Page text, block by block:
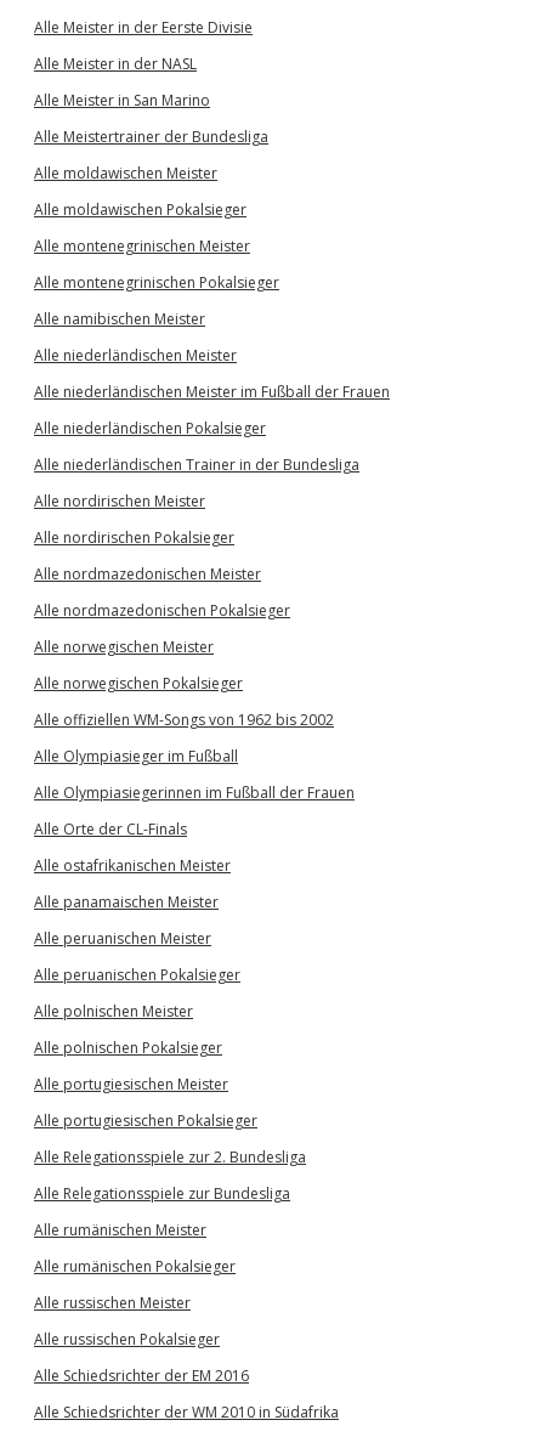
Alle Meister in der Eerste Divisie
Alle Meister in der NASL
Alle Meister in San Marino
Alle Meistertrainer der Bundesliga
Alle moldawischen Meister
Alle moldawischen Pokalsieger
Alle montenegrinischen Meister
Alle montenegrinischen Pokalsieger
Alle namibischen Meister
Alle niederländischen Meister
Alle niederländischen Meister im Fußball der Frauen
Alle niederländischen Pokalsieger
Alle niederländischen Trainer in der Bundesliga
Alle nordirischen Meister
Alle nordirischen Pokalsieger
Alle nordmazedonischen Meister
Alle nordmazedonischen Pokalsieger
Alle norwegischen Meister
Alle norwegischen Pokalsieger
Alle offiziellen WM-Songs von 1962 bis 2002
Alle Olympiasieger im Fußball
Alle Olympiasiegerinnen im Fußball der Frauen
Alle Orte der CL-Finals
Alle ostafrikanischen Meister
Alle panamaischen Meister
Alle peruanischen Meister
Alle peruanischen Pokalsieger
Alle polnischen Meister
Alle polnischen Pokalsieger
Alle portugiesischen Meister
Alle portugiesischen Pokalsieger
Alle Relegationsspiele zur 2. Bundesliga
Alle Relegationsspiele zur Bundesliga
Alle rumänischen Meister
Alle rumänischen Pokalsieger
Alle russischen Meister
Alle russischen Pokalsieger
Alle Schiedsrichter der EM 2016
Alle Schiedsrichter der WM 2010 in Südafrika